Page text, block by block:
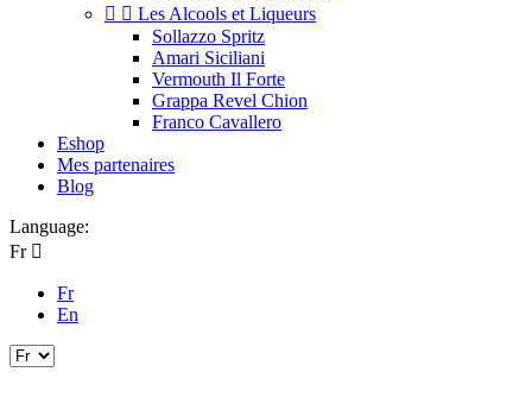
  Les Alcools et Liqueurs
Sollazzo Spritz
Amari Siciliani
Vermouth Il Forte
Grappa Revel Chion
Franco Cavallero
Eshop
Mes partenaires
Blog
Language:
Fr 
Fr
En